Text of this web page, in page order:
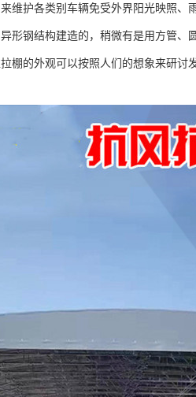
维护各类别车辆免受外界阳光映照
形钢结构建造的，稍微有是用方管
棚的外观可以按照人们的想象来研